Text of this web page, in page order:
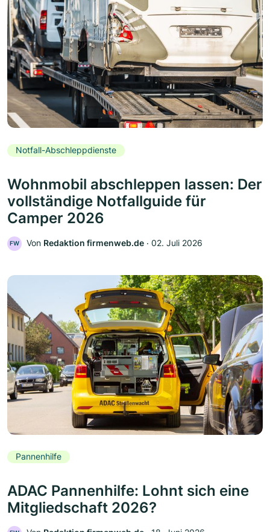
Notfall-Abschleppdienste
Wohnmobil abschleppen lassen: Der
vollständige Notfallguide für
Camper 2026
FW Von Redaktion firmenweb.de ‧ 02. Juli 2026
Pannenhilfe
ADAC Pannenhilfe: Lohnt sich eine
Mitgliedschaft 2026?